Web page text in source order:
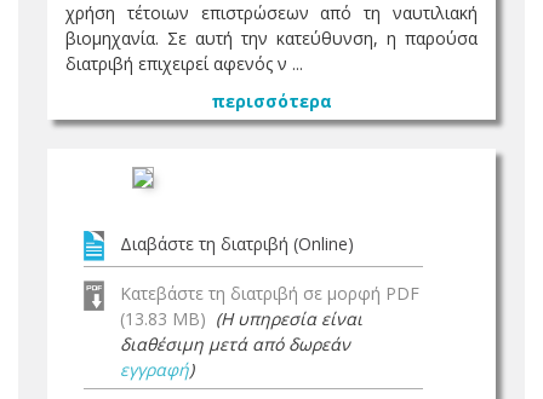
χρήση τέτοιων επιστρώσεων από τη ναυτιλιακή
βιομηχανία. Σε αυτή την κατεύθυνση, η παρούσα
διατριβή επιχειρεί αφενός ν ...
περισσότερα
Διαβάστε τη διατριβή (Online)
Κατεβάστε τη διατριβή σε μορφή PDF
(13.83 MB) (Η υπηρεσία είναι
διαθέσιμη μετά από δωρεάν
εγγραφή)